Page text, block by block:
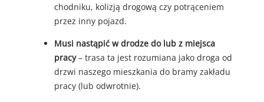
chodniku, kolizją drogową czy potrąceniem
przez inny pojazd.
Musi nastąpić w drodze do lub z miejsca
pracy– trasa ta jest rozumiana jako droga od
drzwi naszego mieszkania do bramy zakładu
pracy (lub odwrotnie).